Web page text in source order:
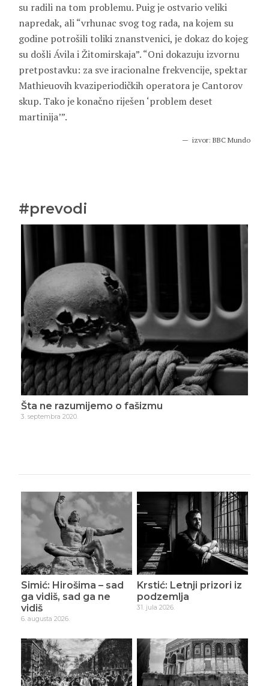
su radili na tom problemu. Puig je ostvario veliki
napredak, ali “vrhunac svog tog rada, na kojem su
godine potrošili toliki znanstvenici, je dokaz do kojeg
su došli Ávila i Žitomirskaja”. “Oni dokazuju izvornu
pretpostavku: za sve iracionalne frekvencije, spektar
Mathieuovih kvaziperiodičkih operatora je Cantorov
skup. Tako je konačno riješen ‘problem deset
martinija’”.
izvor: BBC Mundo
#prevodi
Šta ne razumijemo o fašizmu
3. septembra 2020.
Simić: Hirošima – sad
ga vidiš, sad ga ne
vidiš
6. augusta 2026.
Krstić: Letnji prizori iz
podzemlja
31. jula 2026.